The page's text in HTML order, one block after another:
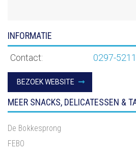
INFORMATIE
Contact: 0297-
BEZOEK WEBSITE
MEER SNACKS, DELICATESSEN &
De Bokkesprong
FEBO